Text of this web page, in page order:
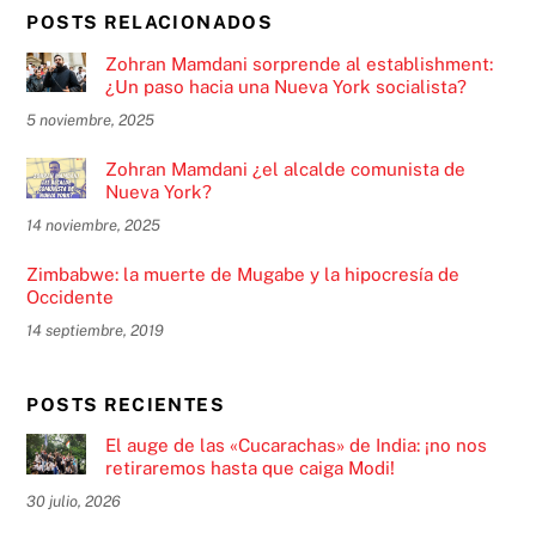
POSTS RELACIONADOS
Zohran Mamdani sorprende al establishment:
¿Un paso hacia una Nueva York socialista?
5 noviembre, 2025
Zohran Mamdani ¿el alcalde comunista de
Nueva York?
14 noviembre, 2025
Zimbabwe: la muerte de Mugabe y la hipocresía de
Occidente
14 septiembre, 2019
POSTS RECIENTES
El auge de las «Cucarachas» de India: ¡no nos
retiraremos hasta que caiga Modi!
30 julio, 2026